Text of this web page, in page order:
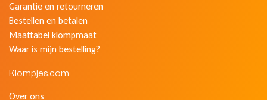
Garantie en retourneren
Bestellen en betalen
Maattabel klompmaat
Waar is mijn bestelling?
Klompjes.com
Over ons